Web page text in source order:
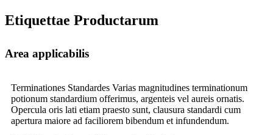
Etiquettae Productarum
Area applicabilis
Terminationes Standardes Varias magnitudines terminationum
potionum standardium offerimus, argenteis vel aureis ornatis.
Opercula oris lati etiam praesto sunt, clausura standardi cum
apertura maiore ad faciliorem bibendum et infundendum.